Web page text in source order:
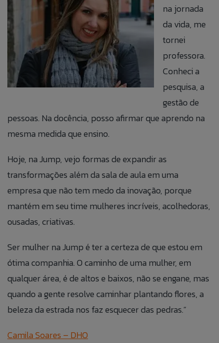
na jornada
da vida, me
tornei
professora.
Conheci a
pesquisa, a
gestão de
pessoas. Na docência, posso afirmar que aprendo na
mesma medida que ensino.
Hoje, na Jump, vejo formas de expandir as
transformações além da sala de aula em uma
empresa que não tem medo da inovação, porque
mantém em seu time mulheres incríveis, acolhedoras,
ousadas, criativas.
Ser mulher na Jump é ter a certeza de que estou em
ótima companhia. O caminho de uma mulher, em
qualquer área, é de altos e baixos, não se engane, mas
quando a gente resolve caminhar plantando flores, a
beleza da estrada nos faz esquecer das pedras.”
Camila Soares – DHO